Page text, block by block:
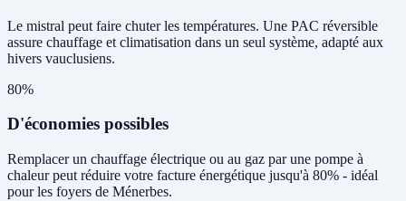
Le mistral peut faire chuter les températures. Une PAC réversible
assure chauffage et climatisation dans un seul système, adapté aux
hivers vauclusiens.
80%
D'économies possibles
Remplacer un chauffage électrique ou au gaz par une pompe à
chaleur peut réduire votre facture énergétique jusqu'à 80% - idéal
pour les foyers de Ménerbes.